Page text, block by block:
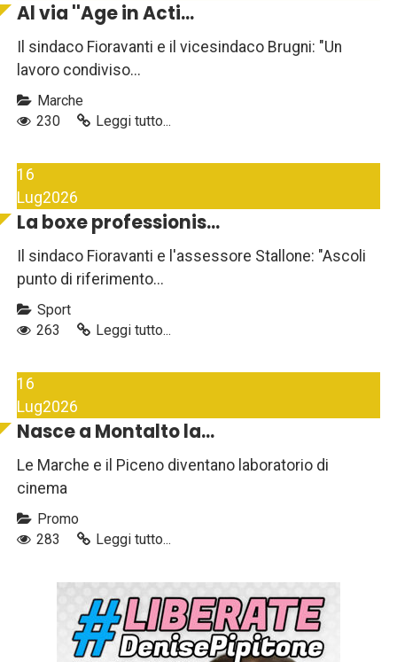
Al via ''Age in Acti...
Il sindaco Fioravanti e il vicesindaco Brugni: "Un
lavoro condiviso...
Marche
230
Leggi tutto...
16
Lug2026
La boxe professionis...
Il sindaco Fioravanti e l'assessore Stallone: "Ascoli
punto di riferimento...
Sport
263
Leggi tutto...
16
Lug2026
Nasce a Montalto la...
Le Marche e il Piceno diventano laboratorio di
cinema
Promo
283
Leggi tutto...